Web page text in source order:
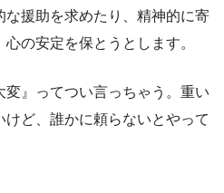
な援助を求めたり、精神的に寄
の安定を保とうとします。
変』ってつい言っちゃう。重い
けど、誰かに頼らないとやって